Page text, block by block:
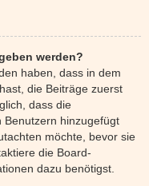
werden?
haben, dass in dem
die Beiträge zuerst
dass die
Benutzern hinzugefügt
möchte, bevor sie
die Board-
dazu benötigst.